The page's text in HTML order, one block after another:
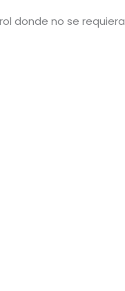
donde no se requiera